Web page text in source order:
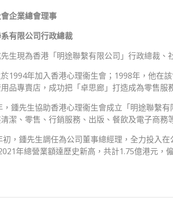
企業總會理事
有限公司行政總裁
生現為香港「明途聯繫有限公司」行政總裁
1994年加入香港心理衞生會；1998年，他在
品專賣店，成功把「卓思廊」打造成為零售
，鍾先生協助香港心理衞生會成立「明途聯繫
潔、零售、行銷服務、出版、餐飲及電子商務
初，鍾先生調任為公司董事總經理，全力投入
年總營業額達歷史新高，共計1.75億港元，